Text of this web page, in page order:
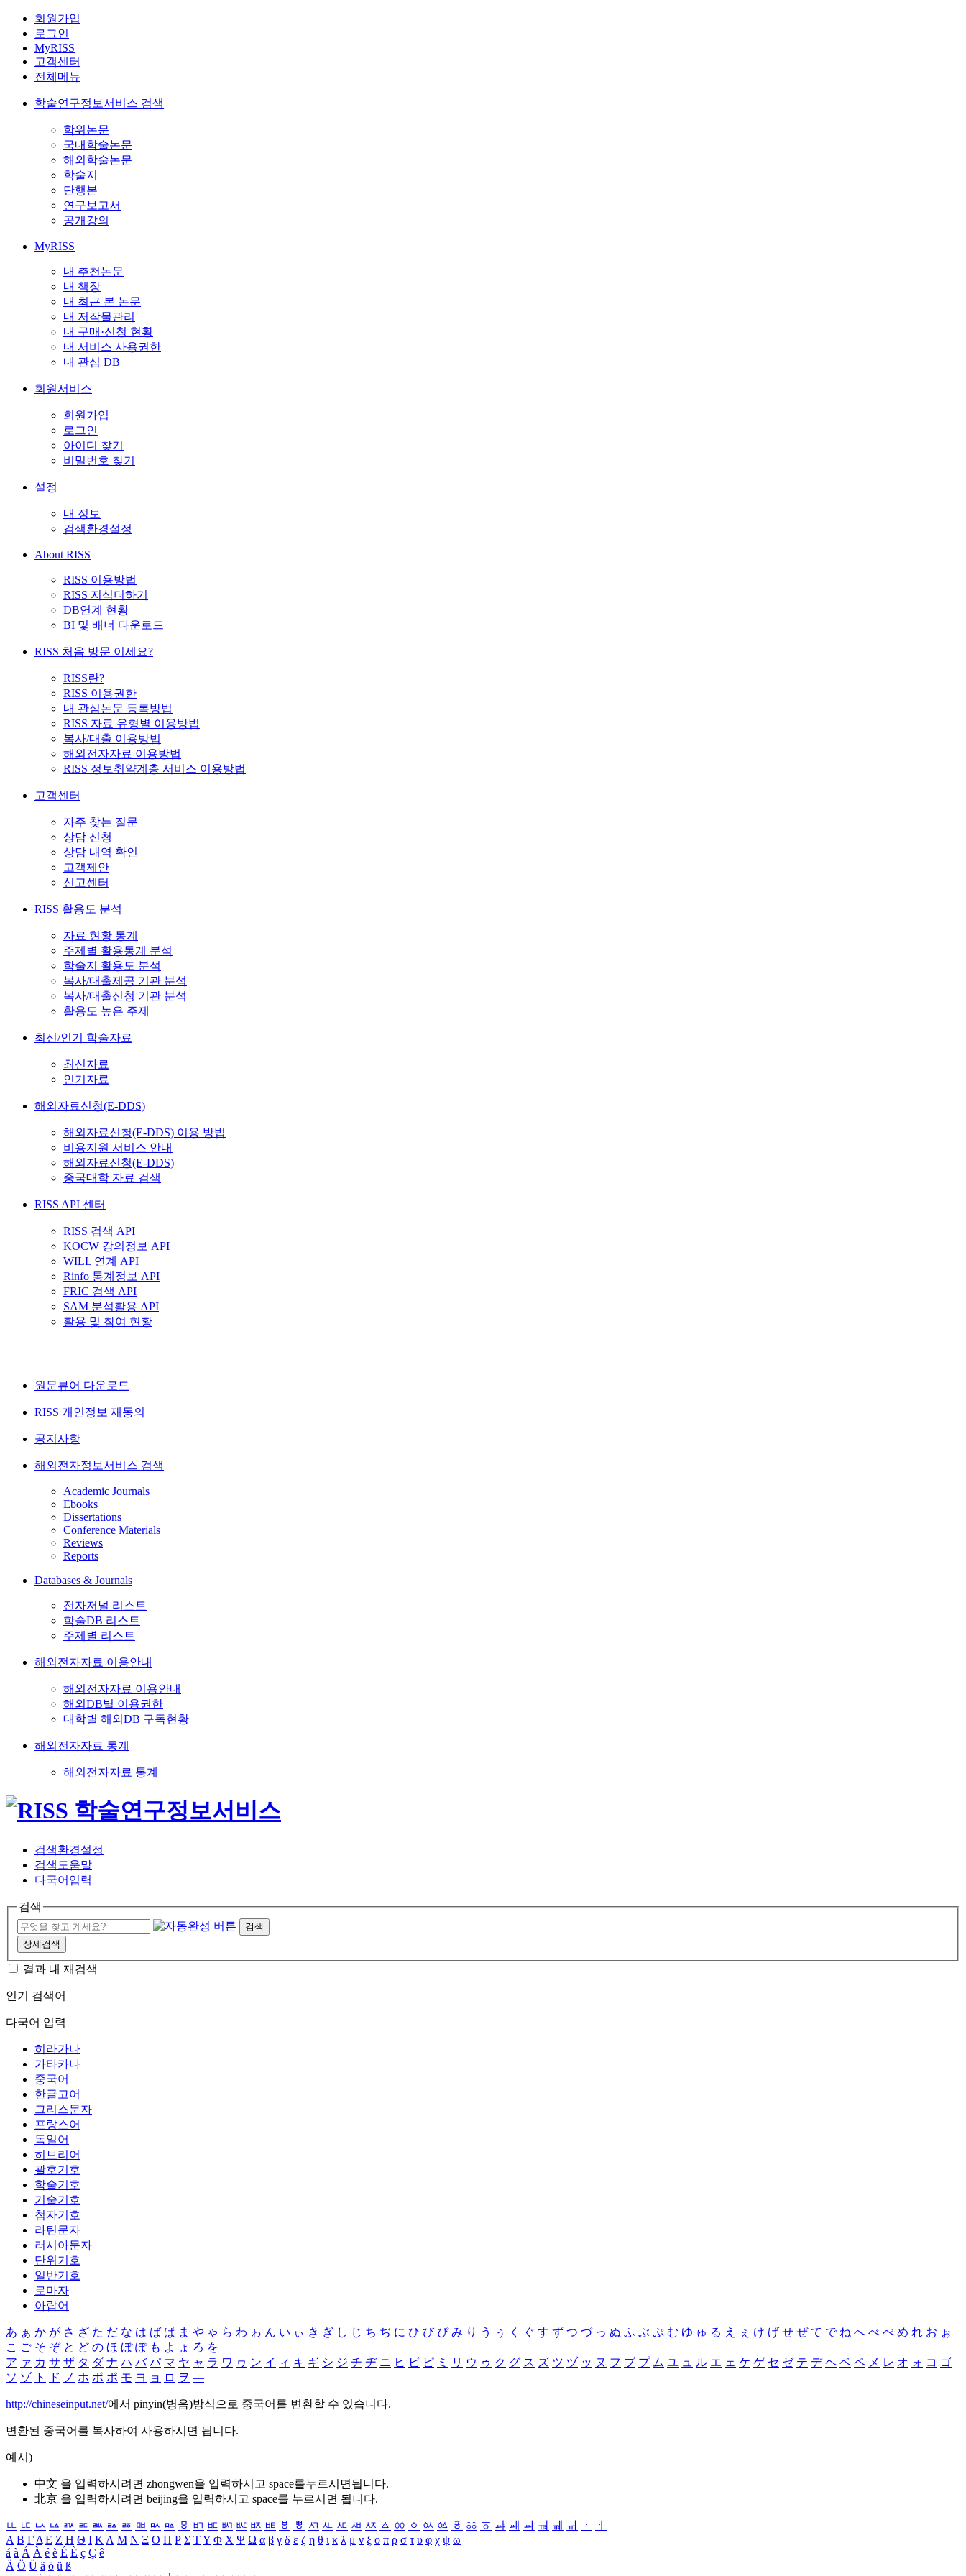
회원가입
로그인
MyRISS
고객센터
전체메뉴
학술연구정보서비스 검색
학위논문
국내학술논문
해외학술논문
학술지
단행본
연구보고서
공개강의
MyRISS
내 추천논문
내 책장
내 최근 본 논문
내 저작물관리
내 구매·신청 현황
내 서비스 사용권한
내 관심 DB
회원서비스
회원가입
로그인
아이디 찾기
비밀번호 찾기
설정
내 정보
검색환경설정
About RISS
RISS 이용방법
RISS 지식더하기
DB연계 현황
BI 및 배너 다운로드
RISS 처음 방문 이세요?
RISS란?
RISS 이용권한
내 관심논문 등록방법
RISS 자료 유형별 이용방법
복사/대출 이용방법
해외전자자료 이용방법
RISS 정보취약계층 서비스 이용방법
고객센터
자주 찾는 질문
상담 신청
상담 내역 확인
고객제안
신고센터
RISS 활용도 분석
자료 현황 통계
주제별 활용통계 분석
학술지 활용도 분석
복사/대출제공 기관 분석
복사/대출신청 기관 분석
활용도 높은 주제
최신/인기 학술자료
최신자료
인기자료
해외자료신청(E-DDS)
해외자료신청(E-DDS) 이용 방법
비용지원 서비스 안내
해외자료신청(E-DDS)
중국대학 자료 검색
RISS API 센터
RISS 검색 API
KOCW 강의정보 API
WILL 연계 API
Rinfo 통계정보 API
FRIC 검색 API
SAM 분석활용 API
활용 및 참여 현황
원문뷰어 다운로드
RISS 개인정보 재동의
공지사항
해외전자정보서비스 검색
Academic Journals
Ebooks
Dissertations
Conference Materials
Reviews
Reports
Databases & Journals
전자저널 리스트
학술DB 리스트
주제별 리스트
해외전자자료 이용안내
해외전자자료 이용안내
해외DB별 이용권한
대학별 해외DB 구독현황
해외전자자료 통계
해외전자자료 통계
검색환경설정
검색도움말
다국어입력
검색
검색
상세검색
결과 내 재검색
인기 검색어
다국어 입력
히라가나
가타카나
중국어
한글고어
그리스문자
프랑스어
독일어
히브리어
괄호기호
학술기호
기술기호
첨자기호
라틴문자
러시아문자
단위기호
일반기호
로마자
아랍어
あ ぁ か が さ ざ た だ な は ば ぱ ま や ゃ ら わ ゎ ん い ぃ き ぎ し じ ち ぢ に ひ び ぴ み り う ぅ く ぐ す ず つ づ っ ぬ ふ ぶ ぷ む ゆ ゅ る え ぇ け げ せ ぜ て で ね へ べ ぺ め れ お ぉ
こ ご そ ぞ と ど の ほ ぼ ぽ も よ ょ ろ を
ア ァ カ サ ザ タ ダ ナ ハ バ パ マ ヤ ャ ラ ワ ヮ ン イ ィ キ ギ シ ジ チ ヂ ニ ヒ ビ ピ ミ リ ウ ゥ ク グ ス ズ ツ ヅ ッ ヌ フ ブ プ ム ユ ュ ル エ ェ ケ ゲ セ ゼ テ デ ヘ ベ ペ メ レ オ ォ コ ゴ
ソ ゾ ト ド ノ ホ ボ ポ モ ヨ ョ ロ ヲ ―
http://chineseinput.net/에서 pinyin(병음)방식으로 중국어를 변환할 수 있습니다.
변환된 중국어를 복사하여 사용하시면 됩니다.
예시)
中文 을 입력하시려면 zhongwen을 입력하시고 space를누르시면됩니다.
北京 을 입력하시려면 beijing을 입력하시고 space를 누르시면 됩니다.
ㅥ ㅦ ㅧ ㅨ ㅩ ㅪ ㅫ ㅬ ㅭ ㅮ ㅯ ㅰ ㅱ ㅲ ㅳ ㅴ ㅵ ㅶ ㅷ ㅸ ㅹ ㅺ ㅻ ㅼ ㅽ ㅾ ㅿ ㆀ ㆁ ㆂ ㆃ ㆄ ㆅ ㆆ ㆇ ㆈ ㆉ ㆊ ㆋ ㆌ ㆍ
ㆎ
Α Β ΓΔ Ε Ζ Η Θ Ι ΚΛ Μ Ν Ξ Ο Π Ρ Σ ΤΥ Φ Χ Ψ Ω α β γ δ ε ζ η θ ι κ λ μ ν ξ ο π ρ σ τ υ φ χ ψ ω
á à Á À é è É È ç Ç ê
Ä Ö Ü ä ö ü ß